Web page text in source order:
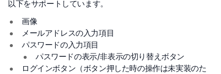
以下をサポートしています。
画像
メールアドレスの入力項目
パスワードの入力項目
パスワードの表示/非表示の切り替えボタン
ログインボタン（ボタン押した時の操作は未実装のた